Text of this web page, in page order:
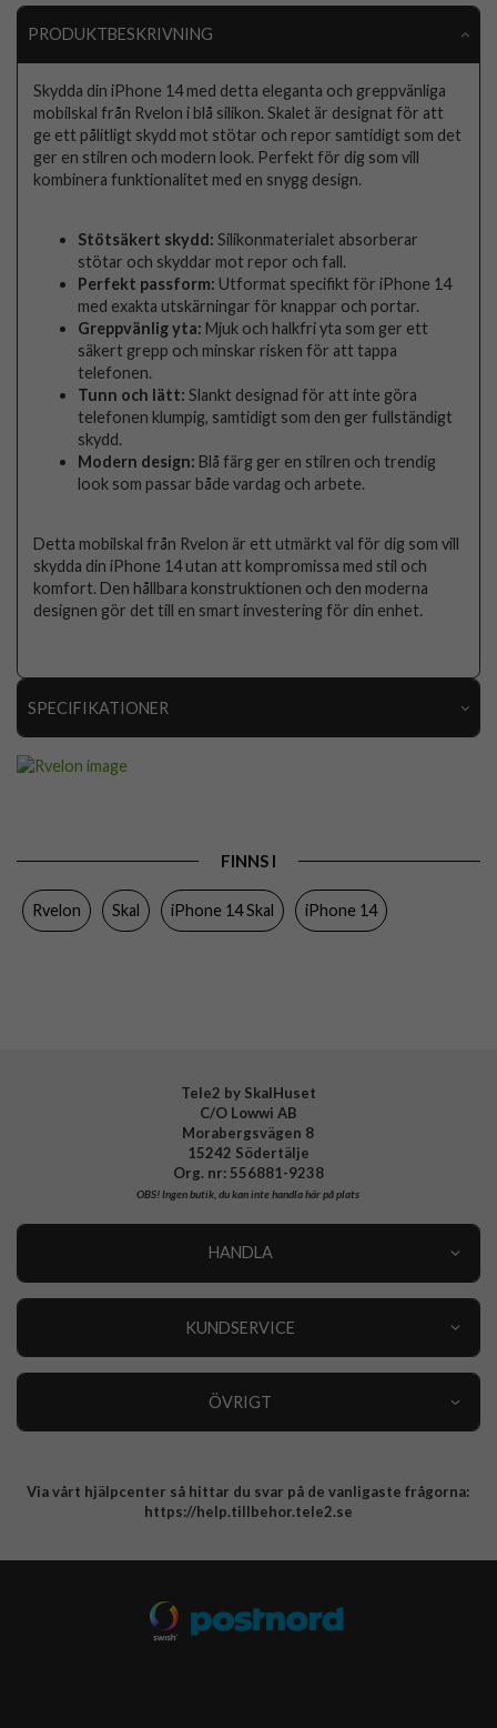
PRODUKTBESKRIVNING
Skydda din iPhone 14 med detta eleganta och greppvänliga
mobilskal från Rvelon i blå silikon. Skalet är designat för att
ge ett pålitligt skydd mot stötar och repor samtidigt som det
ger en stilren och modern look. Perfekt för dig som vill
kombinera funktionalitet med en snygg design.
Stötsäkert skydd: Silikonmaterialet absorberar
stötar och skyddar mot repor och fall.
Perfekt passform: Utformat specifikt för iPhone 14
med exakta utskärningar för knappar och portar.
Greppvänlig yta: Mjuk och halkfri yta som ger ett
säkert grepp och minskar risken för att tappa
telefonen.
Tunn och lätt: Slankt designad för att inte göra
telefonen klumpig, samtidigt som den ger fullständigt
skydd.
Modern design: Blå färg ger en stilren och trendig
look som passar både vardag och arbete.
Detta mobilskal från Rvelon är ett utmärkt val för dig som vill
skydda din iPhone 14 utan att kompromissa med stil och
komfort. Den hållbara konstruktionen och den moderna
designen gör det till en smart investering för din enhet.
SPECIFIKATIONER
Färg
FINNS I
Rvelon Skal iPhone 14 Skal iPhone 14
Tele2 by SkalHuset
C/O Lowwi AB
Morabergsvägen 8
15242 Södertälje
Org. nr: 556881-9238
OBS!Ingen butik, du kan inte handla här på plats
HANDLA
KUNDSERVICE
ÖVRIGT
Integritetspolicy
Via vårt hjälpcenter så hittar du svar på de vanligaste frågorna:
https://help.tillbehor.tele2.se